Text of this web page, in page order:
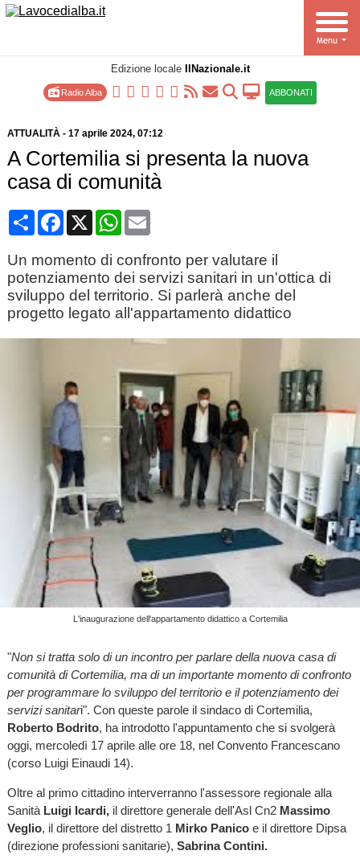
Edizione locale IlNazionale.it
Radio Alba ABBONATI
ATTUALITÀ- 17 aprile 2024, 07:12
A Cortemilia si presenta la nuova
casa di comunità
CondividiFacebook
X WhatsApp
Email
Un momento di confronto per valutare il
potenziamento dei servizi sanitari in un'ottica di
sviluppo del territorio. Si parlerà anche del
progetto legato all'appartamento didattico
L'inaugurazione dell'appartamento didattico a Cortemilia
"Non si tratta solo di un incontro per parlare della nuova casa di
comunità di Cortemilia, ma di un importante momento di confronto
per programmare lo sviluppo del territorio e il potenziamento dei
servizi sanitari". Con queste parole il sindaco di Cortemilia,
Roberto Bodrito, ha introdotto l'appuntamento che si svolgerà
oggi, mercoledì 17 aprile alle ore 18, nel Convento Francescano
(corso Luigi Einaudi 14).
Oltre al primo cittadino interverranno l'assessore regionale alla
SanitàLuigi Icardi,il direttore generale dell'Asl Cn2 Massimo
Veglio, il direttore del distretto 1 Mirko Panico e il direttore Dipsa
(direzione professioni sanitarie), Sabrina Contini.